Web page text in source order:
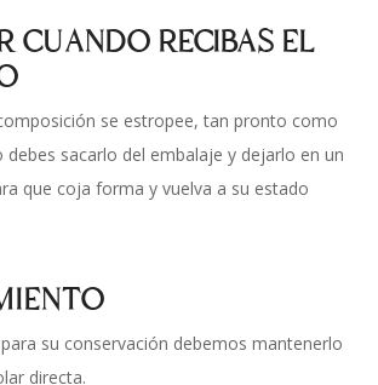
CUANDO RECIBAS EL
se estropee, tan pronto como
debes sacarlo del embalaje y dejarlo en un
que coja forma y vuelva a su estado
su conservación debemos mantenerlo
directa.